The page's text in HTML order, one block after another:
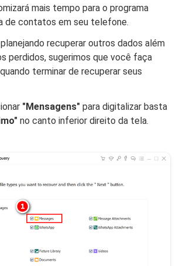
mais tempo para o programa
de contatos em seu telefone.
recuperar outros dados além
perdidos, sugerimos que você faça
terminar de recuperar seus
"Mensagens" para digitalizar basta
no canto inferior direito da tela.